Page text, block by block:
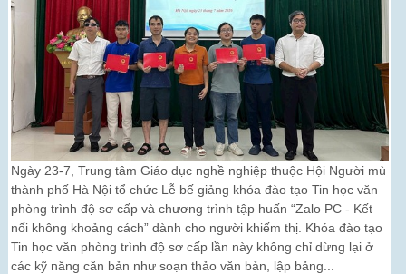
Ngày 23-7, Trung tâm Giáo dục nghề nghiệp thuộc Hội Người mù
thành phố Hà Nội tổ chức Lễ bế giảng khóa đào tạo Tin học văn
phòng trình độ sơ cấp và chương trình tập huấn “Zalo PC - Kết
nối không khoảng cách” dành cho người khiếm thị. Khóa đào tạo
Tin học văn phòng trình độ sơ cấp lần này không chỉ dừng lại ở
các kỹ năng căn bản như soạn thảo văn bản, lập bảng...